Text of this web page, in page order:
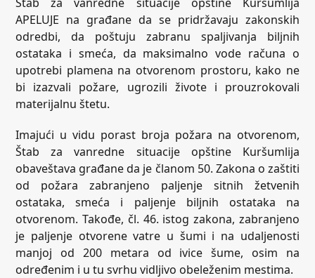
APELUJE na građane da se pridržavaju zakonskih
odredbi, da poštuju zabranu spaljivanja biljnih
ostataka i smeća, da maksimalno vode računa o
upotrebi plamena na otvorenom prostoru, kako ne
bi izazvali požare, ugrozili živote i prouzrokovali
materijalnu štetu.
Imajući u vidu porast broja požara na otvorenom,
Štab za vanredne situacije opštine Kuršumlija
obaveštava građane da je članom 50. Zakona o zaštiti
od požara zabranjeno paljenje sitnih žetvenih
ostataka, smeća i paljenje biljnih ostataka na
otvorenom. Takođe, čl. 46. istog zakona, zabranjeno
je paljenje otvorene vatre u šumi i na udaljenosti
manjoj od 200 metara od ivice šume, osim na
određenim i u tu svrhu vidljivo obeleženim mestima.